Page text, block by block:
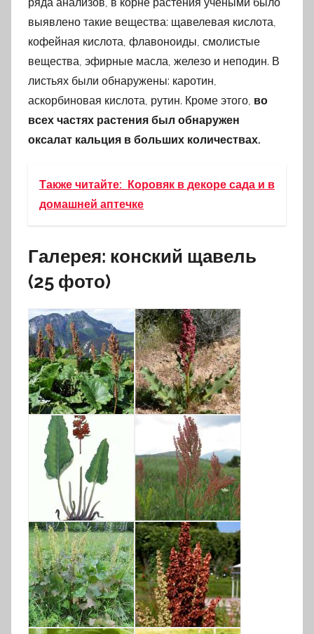
выявлено такие вещества: щавелевая кислота,
кофейная кислота, флавоноиды, смолистые
вещества, эфирные масла, железо и неподин. В
листьях были обнаружены: каротин,
аскорбиновая кислота, рутин. Кроме этого, во
всех частях растения был обнаружен
оксалат кальция в больших количествах.
Также читайте:
Коровяк в декоре сада и в
домашней аптечке
Галерея: конский щавель
(25 фото)